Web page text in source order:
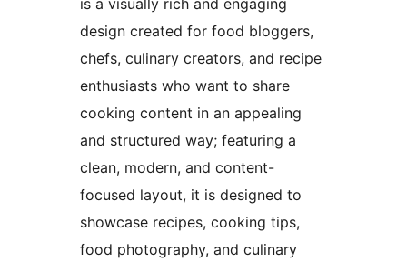
is a visually rich and engaging
design created for food bloggers,
chefs, culinary creators, and recipe
enthusiasts who want to share
cooking content in an appealing
and structured way; featuring a
clean, modern, and content-
focused layout, it is designed to
showcase recipes, cooking tips,
food photography, and culinary